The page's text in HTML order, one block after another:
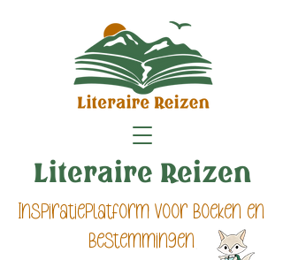
Inspiratieplatform voor boeken en
bestemmingen
Literaire Reizen